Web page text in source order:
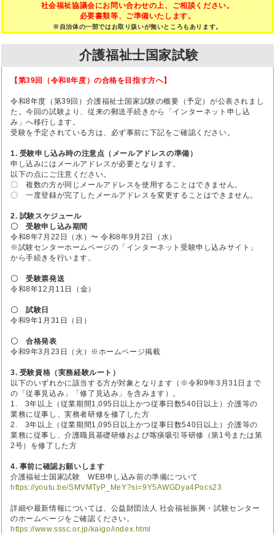
社会福祉協議会にお問い合わせの上、ご相談ください。
必要書類等、ご準備いたします。
※自治体の一部ではお取り扱いが無いところもあります。
介護福祉士国家試験
【第39回（令和8年度）の合格を目指す方へ】
令和8年度（第39回）介護福祉士国家試験の概要（予定）が公表されまし
た。今回の試験より、従来の郵送手続きから「インターネット申し込
み」へ移行します。
受験を予定されている方は、必ず事前に下記をご確認ください。
1. 受験申し込み時の注意点（メールアドレスの準備）
申し込みにはメールアドレスが必要となります。
以下の点にご注意ください。
〇 複数の方が同じメールアドレスを使用することはできません。
〇 一度登録が完了したメールアドレスを変更することはできません。
2. 試験スケジュール
〇 受験申し込み期間
令和8年7月22日（水）〜 令和8年9月2日（水）
※試験センターホームページの「インターネット受験申し込みサイト」
から手続きを行います。
〇 受験票発送
令和8年12月11日（金）
〇 試験日
令和9年1月31日（日）
〇 合格発表
令和9年3月23日（火）※ホームページ掲載
3. 受験資格（実務経験ルート）
以下のいずれかに該当する方が対象となります（※令和9年3月31日まで
の「従事見込み」「修了見込み」を含みます）。
1. 3年以上（従業期間1,095日以上かつ従事日数540日以上）介護等の
業務に従事し、実務者研修を修了した方
2. 3年以上（従業期間1,095日以上かつ従事日数540日以上）介護等の
業務に従事し、介護職員基礎研修および喀痰吸引等研修（第1号または第
2号）を修了した方
4. 事前に確認お願いします
介護福祉士国家試験 WEB申し込み前の準備について
https://youtu.be/SMVMTyP_MeY?si=9Y5AWGDya4Pocs23
詳細や最新情報については、公益財団法人 社会福祉振興・試験センター
のホームページをご確認ください。
https://www.sssc.or.jp/kaigo/index.html